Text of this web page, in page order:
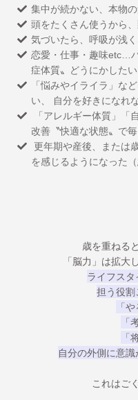
集中が続かない、本物
頭をたくさん使うから
気づいたら、呼吸が浅
恋愛・仕事・趣味etc…
症体質〟どうにかしたい
「悩みやイライラ」な
い、 自分を好きになれ
「アレルギー体質」「
改善〝快適な状態〟で
更年期や産後、または
を感じるようになった
歳を重ねる
「脳力」は拡大
ライフス
担う役割
「
「
「
自分の外側に意識
これはご